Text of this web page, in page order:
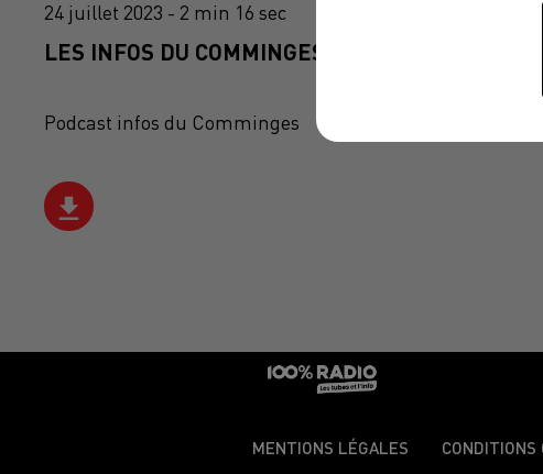
24 juillet 2023 - 2 min 16 sec
LES INFOS DU COMMINGES DU 24/07/2023 À
Podcast infos du Comminges
MENTIONS LÉGALES CONDITIONS